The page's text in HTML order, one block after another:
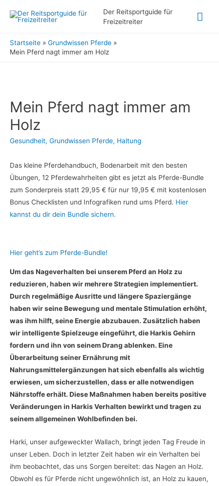
Der Reitsportguide für
Freizeitreiter
Startseite
Grundwissen Pferde
Mein Pferd nagt immer am Holz
Mein Pferd nagt immer am
Holz
Gesundheit, Grundwissen Pferde, Haltung
Das kleine Pferdehandbuch, Bodenarbeit mit den besten
Übungen, 12 Pferdewahrheiten gibt es jetzt als Pferde-Bundle
zum Sonderpreis statt 29,95 € für nur 19,95 € mit kostenlosen
Bonus Checklisten und Infografiken rund ums Pferd. Hier
kannst du dir dein Bundle sichern.
Hier geht’s zum Pferde-Bundle!
Um das Nageverhalten bei unserem Pferd an Holz zu
reduzieren, haben wir mehrere Strategien implementiert.
Durch regelmäßige Ausritte und längere Spaziergänge
haben wir seine Bewegung und mentale Stimulation erhöht,
was ihm hilft, seine Energie abzubauen. Zusätzlich haben
wir intelligente Spielzeuge eingeführt, die Harkis Gehirn
fordern und ihn von seinem Drang ablenken. Eine
Überarbeitung seiner Ernährung mit
Nahrungsmittelergänzungen hat sich ebenfalls als wichtig
erwiesen, um sicherzustellen, dass er alle notwendigen
Nährstoffe erhält. Diese Maßnahmen haben bereits positive
Veränderungen in Harkis Verhalten bewirkt und tragen zu
seinem allgemeinen Wohlbefinden bei.
Harki, unser aufgeweckter Wallach, bringt jeden Tag Freude in
unser Leben. Doch in letzter Zeit haben wir ein Verhalten bei
ihm beobachtet, das uns Sorgen bereitet: das Nagen an Holz.
Obwohl es für Pferde nicht ungewöhnlich ist, an Holz zu kauen,